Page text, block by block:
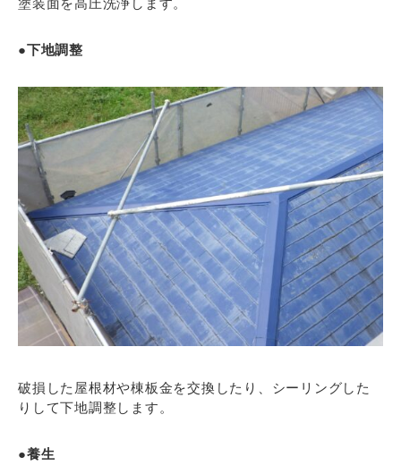
●下地調整
破損した屋根材や棟板金を交換したり、シーリングした
りして下地調整します。
●養生